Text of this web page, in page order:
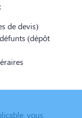
de devis)
(dépôt
vous